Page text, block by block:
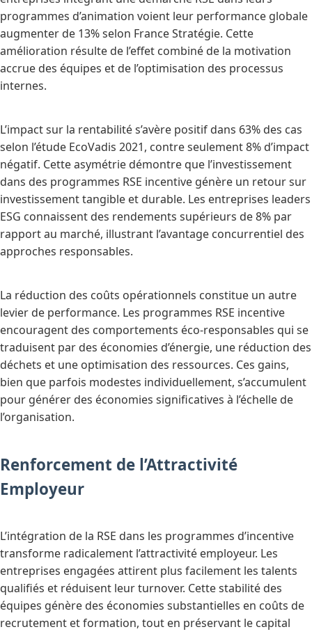
programmes d’animation voient leur performance globale
augmenter de 13% selon France Stratégie. Cette
amélioration résulte de l’effet combiné de la motivation
accrue des équipes et de l’optimisation des processus
internes.
L’impact sur la rentabilité s’avère positif dans 63% des cas
selon l’étude EcoVadis 2021, contre seulement 8% d’impact
négatif. Cette asymétrie démontre que l’investissement
dans des programmes RSE incentive génère un retour sur
investissement tangible et durable. Les entreprises leaders
ESG connaissent des rendements supérieurs de 8% par
rapport au marché, illustrant l’avantage concurrentiel des
approches responsables.
La réduction des coûts opérationnels constitue un autre
levier de performance. Les programmes RSE incentive
encouragent des comportements éco-responsables qui se
traduisent par des économies d’énergie, une réduction des
déchets et une optimisation des ressources. Ces gains,
bien que parfois modestes individuellement, s’accumulent
pour générer des économies significatives à l’échelle de
l’organisation.
Renforcement de l’Attractivité
Employeur
L’intégration de la RSE dans les programmes d’incentive
transforme radicalement l’attractivité employeur. Les
entreprises engagées attirent plus facilement les talents
qualifiés et réduisent leur turnover. Cette stabilité des
équipes génère des économies substantielles en coûts de
recrutement et formation, tout en préservant le capital